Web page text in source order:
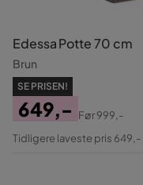
Edessa Potte 70 cm
Brun
SE PRISEN!
Pris
649,-
Original
Før999,-
Tidligere laveste pris 649,-